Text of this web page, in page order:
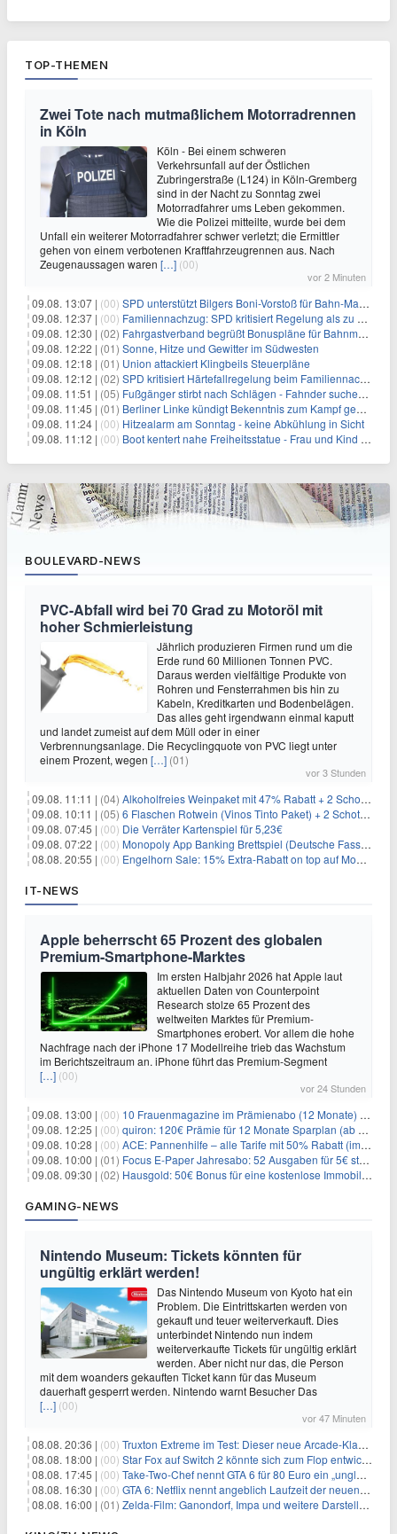
TOP-THEMEN
Zwei Tote nach mutmaßlichem Motorradrennen
in Köln
Köln - Bei einem schweren
Verkehrsunfall auf der Östlichen
Zubringerstraße (L124) in Köln-Gremberg
sind in der Nacht zu Sonntag zwei
Motorradfahrer ums Leben gekommen.
Wie die Polizei mitteilte, wurde bei dem
Unfall ein weiterer Motorradfahrer schwer verletzt; die Ermittler
gehen von einem verbotenen Kraftfahrzeugrennen aus. Nach
Zeugenaussagen waren […] (00)
vor 2 Minuten
09.08. 13:07 | (00) SPD unterstützt Bilgers Boni-Vorstoß für Bahn-Manager
09.08. 12:37 | (00) Familiennachzug: SPD kritisiert Regelung als zu streng
09.08. 12:30 | (02) Fahrgastverband begrüßt Bonuspläne für Bahnmanager
09.08. 12:22 | (01) Sonne, Hitze und Gewitter im Südwesten
09.08. 12:18 | (01) Union attackiert Klingbeils Steuerpläne
09.08. 12:12 | (02) SPD kritisiert Härtefallregelung beim Familiennachzug als zu streng
09.08. 11:51 | (05) Fußgänger stirbt nach Schlägen - Fahnder suchen Autofahrer
09.08. 11:45 | (01) Berliner Linke kündigt Bekenntnis zum Kampf gegen Antisemitismus an
09.08. 11:24 | (00) Hitzealarm am Sonntag - keine Abkühlung in Sicht
09.08. 11:12 | (00) Boot kentert nahe Freiheitsstatue - Frau und Kind sterben
BOULEVARD-NEWS
PVC-Abfall wird bei 70 Grad zu Motoröl mit
hoher Schmierleistung
Jährlich produzieren Firmen rund um die
Erde rund 60 Millionen Tonnen PVC.
Daraus werden vielfältige Produkte von
Rohren und Fensterrahmen bis hin zu
Kabeln, Kreditkarten und Bodenbelägen.
Das alles geht irgendwann einmal kaputt
und landet zumeist auf dem Müll oder in einer
Verbrennungsanlage. Die Recyclingquote von PVC liegt unter
einem Prozent, wegen […] (01)
vor 3 Stunden
09.08. 11:11 | (04) Alkoholfreies Weinpaket mit 47% Rabatt + 2 Schott Zwiesel Gläser GRATIS für 29,99€
09.08. 10:11 | (05) 6 Flaschen Rotwein (Vinos Tinto Paket) + 2 Schott Zwiesel Gläser für 25,99€ inkl. Versand
09.08. 07:45 | (00) Die Verräter Kartenspiel für 5,23€
09.08. 07:22 | (00) Monopoly App Banking Brettspiel (Deutsche Fassung) für 9,84€
08.08. 20:55 | (00) Engelhorn Sale: 15% Extra-Rabatt on top auf Mode- und Sport-Artikel
IT-NEWS
Apple beherrscht 65 Prozent des globalen
Premium-Smartphone-Marktes
Im ersten Halbjahr 2026 hat Apple laut
aktuellen Daten von Counterpoint
Research stolze 65 Prozent des
weltweiten Marktes für Premium-
Smartphones erobert. Vor allem die hohe
Nachfrage nach der iPhone 17 Modellreihe trieb das Wachstum
im Berichtszeitraum an. iPhone führt das Premium-Segment
[…] (00)
vor 24 Stunden
09.08. 13:00 | (00) 10 Frauenmagazine im Prämienabo (12 Monate) mit Prämien bis zu 225€
09.08. 12:25 | (00) quiron: 120€ Prämie für 12 Monate Sparplan (ab 100€/Monat)
09.08. 10:28 | (00) ACE: Pannenhilfe – alle Tarife mit 50% Rabatt (im ersten Jahr)
09.08. 10:00 | (01) Focus E-Paper Jahresabo: 52 Ausgaben für 5€ statt 207,48€ – per Formular kündbar!
09.08. 09:30 | (02) Hausgold: 50€ Bonus für eine kostenlose Immobilienbewertung
GAMING-NEWS
Nintendo Museum: Tickets könnten für
ungültig erklärt werden!
Das Nintendo Museum von Kyoto hat ein
Problem. Die Eintrittskarten werden von
gekauft und teuer weiterverkauft. Dies
unterbindet Nintendo nun indem
weiterverkaufte Tickets für ungültig erklärt
werden. Aber nicht nur das, die Person
mit dem woanders gekauften Ticket kann für das Museum
dauerhaft gesperrt werden. Nintendo warnt Besucher Das
[…] (00)
vor 47 Minuten
08.08. 20:36 | (00) Truxton Extreme im Test: Dieser neue Arcade-Klassiker verzeiht dir gar nichts
08.08. 18:00 | (00) Star Fox auf Switch 2 könnte sich zum Flop entwickeln
08.08. 17:45 | (00) Take-Two-Chef nennt GTA 6 für 80 Euro ein „unglaubliches Schnäppchen“
08.08. 16:30 | (00) GTA 6: Netflix nennt angeblich Laufzeit der neuen Gameplay-Präsentation
08.08. 16:00 | (01) Zelda-Film: Ganondorf, Impa und weitere Darsteller sollen feststehen